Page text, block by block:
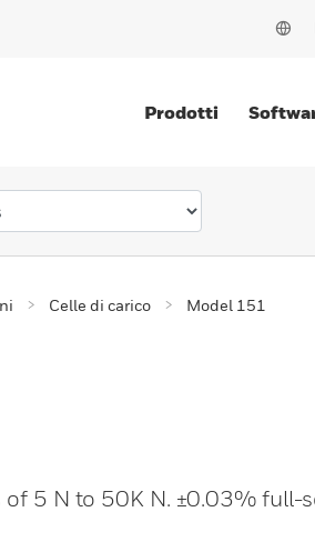
Prodotti
Celle di carico Model 151
5 N to 50K N. ±0.03% full-